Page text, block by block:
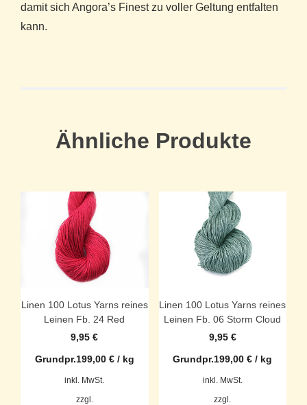
damit sich Angora’s Finest zu voller Geltung entfalten
kann.
Ähnliche Produkte
Linen 100 Lotus Yarns reines
Leinen Fb. 24 Red
9,95€
Grundpr.199,00 €/ kg
inkl. MwSt.
zzgl.
Linen 100 Lotus Yarns reines
Leinen Fb. 06 Storm Cloud
9,95 €
Grundpr.199,00€ / kg
inkl. MwSt.
zzgl.